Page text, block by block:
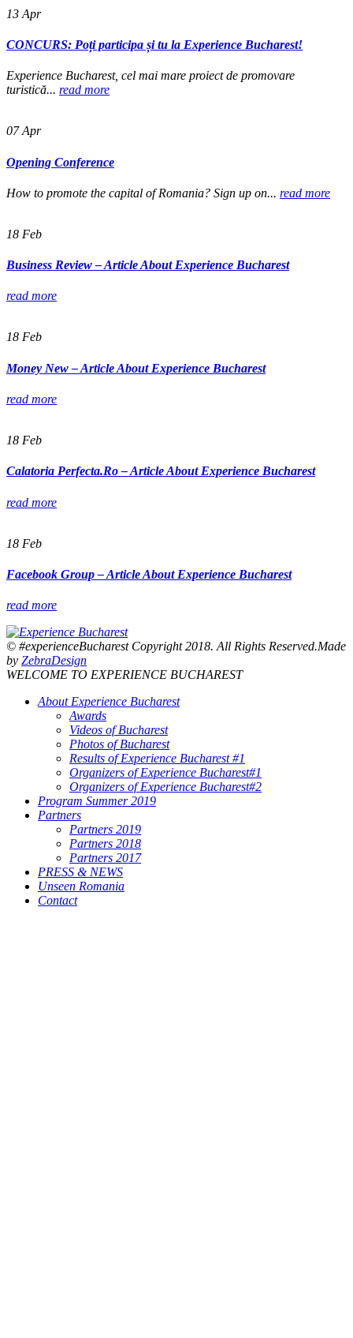
13 Apr
CONCURS: Poți participa și tu la Experience Bucharest!
Experience Bucharest, cel mai mare proiect de promovare
turistică... read more
07 Apr
Opening Conference
How to promote the capital of Romania? Sign up on... read more
18 Feb
Business Review – Article About Experience Bucharest
read more
18 Feb
Money New – Article About Experience Bucharest
read more
18 Feb
Calatoria Perfecta.Ro – Article About Experience Bucharest
read more
18 Feb
Facebook Group – Article About Experience Bucharest
read more
© #experienceBucharest Copyright 2018. All Rights Reserved.Made
by ZebraDesign
WELCOME TO EXPERIENCE BUCHAREST
About Experience Bucharest
Awards
Videos of Bucharest
Photos of Bucharest
Results of Experience Bucharest #1
Organizers of Experience Bucharest#1
Organizers of Experience Bucharest#2
Program Summer 2019
Partners
Partners 2019
Partners 2018
Partners 2017
PRESS & NEWS
Unseen Romania
Contact